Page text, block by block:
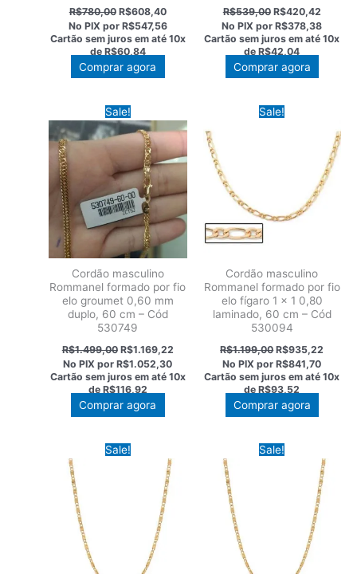
R$780,00 O
preço
original
era:
R$780,00.
R$608,40O
preço
atual
é:
No PIX por R$547,56
Cartão sem juros em até 10x
deR$60,84
Comprar agora
R$539,00 O
preço
original
era:
R$539,00.
R$420,42O
preço
atual
é:
No PIX porR$378,38
Cartão sem juros em até10x
de R$42,04
Comprar agora
Sale!
Cordão masculino
Rommanel formado por fio
elo groumet 0,60 mm
duplo, 60 cm – Cód
530749
R$1.499,00 O
preço
original
era:
R$1.499,00.
R$1.169,22O
atual
é:
R$1.169,22.
No PIX porR$1.052,30
Cartão sem juros em até 10x
deR$116,92
Comprar agora
Sale!
Cordão masculino
Rommanel formado por fio
elo fígaro 1 x 1 0,80
laminado, 60 cm – Cód
530094
R$1.199,00O
preço
original
era:
R$1.199,00.
R$935,22
atual
é:
No PIX porR$841,70
Cartão sem juros em até10x
de R$93,52
Comprar agora
Sale! Sale!